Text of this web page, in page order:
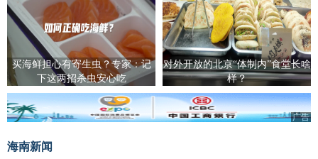
买海鲜担心有寄生虫？专家：记
下这两招杀虫安心吃
对外开放的北京“体制内”食堂长啥
样？
广告
海南新闻